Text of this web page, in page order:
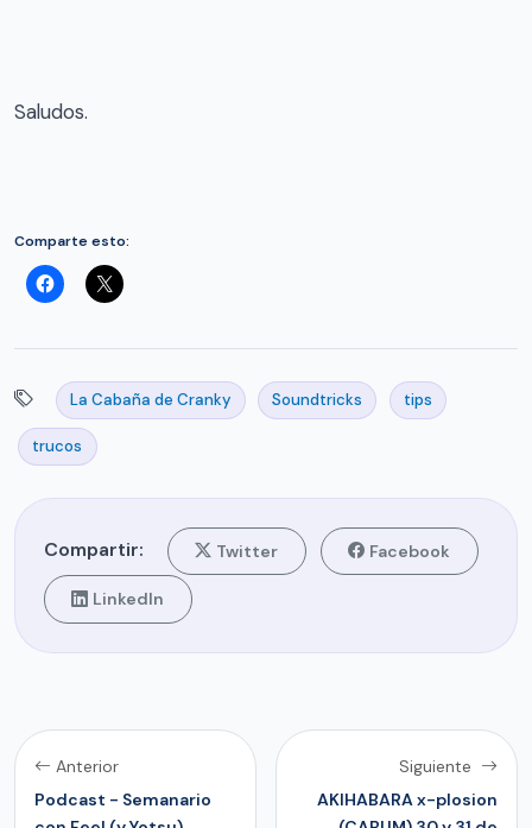
Saludos.
Comparte esto:
La Cabaña de Cranky Soundtricks tips
trucos
Compartir: Twitter Facebook
LinkedIn
Anterior
Podcast - Semanario
Siguiente
AKIHABARA x-plosion